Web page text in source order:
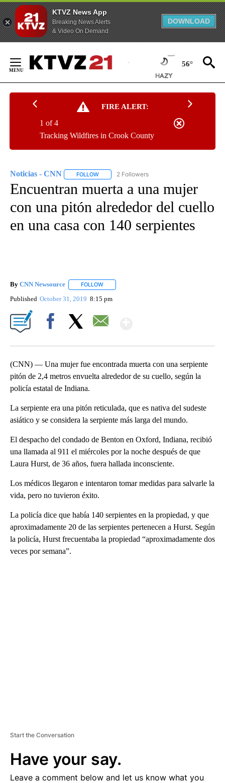
KTVZ News App
Breaking News Alerts
& Video On Demand
DOWNLOAD
Content
56°
FIRE ALERT:
Tracking Wildfires in Crook County
1 of 4
Noticias - CNN FOLLOW FOLLOW "NOTICIAS - CNN" TO RECEIVE
2 Followers
Encuentran muerta a una mujer
con una pitón alrededor del cuello
en una casa con 140 serpientes
By CNN Newsource FOLLOW
Published October 31, 2019 8:15 pm
(CNN) — Una mujer fue encontrada muerta con una serpiente
pitón de 2,4 metros envuelta alrededor de su cuello, según la
policía estatal de Indiana.
La serpiente era una pitón reticulada, que es nativa del sudeste
asiático y se considera la serpiente más larga del mundo.
El despacho del condado de Benton en Oxford, Indiana, recibió
una llamada al 911 el miércoles por la noche después de que
Laura Hurst, de 36 años, fuera hallada inconsciente.
Los médicos llegaron e intentaron tomar medidas para salvarle la
vida, pero no tuvieron éxito.
La policía dice que había 140 serpientes en la propiedad, y que
aproximadamente 20 de las serpientes pertenecen a Hurst. Según
la policía, Hurst frecuentaba la propiedad “aproximadamente dos
veces por semana”.
Start the Conversation
Have your say.
Leave a comment below and let us know what you